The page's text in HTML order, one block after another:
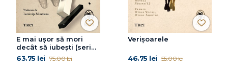
E mai ușor să mori
decât să iubești (seria
Cvartetul Otoman,
vol.3)
63.75 lei 75.00 lei
Verișoarele
46.75 lei 55.00 lei